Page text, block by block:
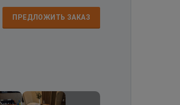
ПРЕДЛОЖИТЬ ЗАКАЗ